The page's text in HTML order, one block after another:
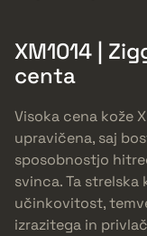
XM1014 |
centa
Visoka cena kože
upravičena, saj
sposobnostjo
svinca. Ta strelska
učinkovitost,
izrazitega in